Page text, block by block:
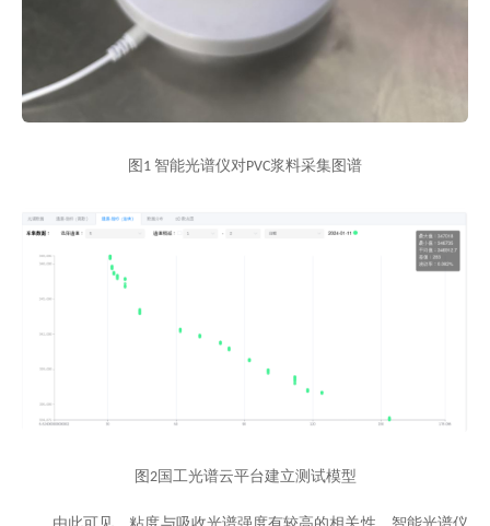
图 1 智能光谱仪对PVC浆料采集图谱
图2国工光谱云平台建立测试模型